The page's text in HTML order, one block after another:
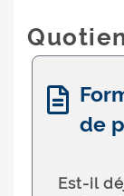
de
Est-il